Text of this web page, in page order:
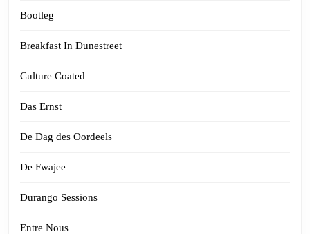
Bootleg
Breakfast In Dunestreet
Culture Coated
Das Ernst
De Dag des Oordeels
De Fwajee
Durango Sessions
Entre Nous